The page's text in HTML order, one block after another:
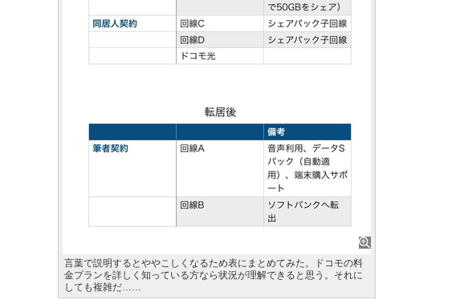
言葉で説明するとややこしくなるため表にまとめてみた。ドコモの料
金プランを詳しく知っている方なら状況が理解できると思う。それに
しても複雑だ……